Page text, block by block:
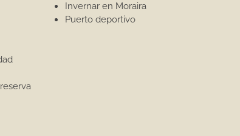
Invernar en Moraira
Puerto deportivo